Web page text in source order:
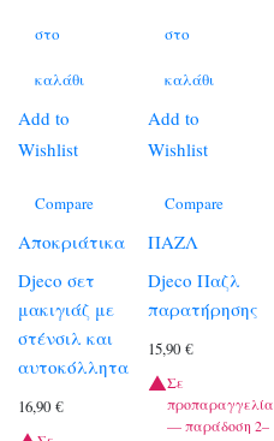
στο
καλάθι
Add to
Wishlist
Compare
Αποκριάτικα
Djeco σετ
μακιγιάζ με
στένσιλ και
αυτοκόλλητα
16,90 €
στο
καλάθι
Add to
Wishlist
Compare
ΠΑΖΛ
Djeco Παζλ
παρατήρησης
15,90€
Σε
προπαραγγελία
— παράδοση 2–